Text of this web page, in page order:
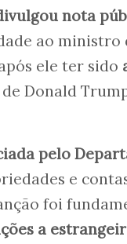
nota
ao
ele ter sido
Donald
pelo
e
foi
a